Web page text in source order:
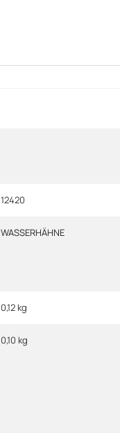
12420
WASSERHÄHNE
0,12 kg
0,10 kg